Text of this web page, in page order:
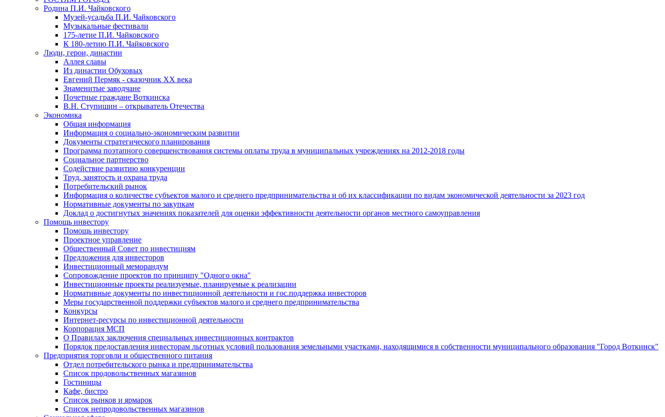
Родина П.И. Чайковского
Музей-усадьба П.И. Чайковского
Музыкальные фестивали
175-летие П.И. Чайковского
К 180-летию П.И. Чайковского
Люди, герои, династии
Аллея славы
Из династии Обуховых
Евгений Пермяк - сказочник XX века
Знаменитые заводчане
Почетные граждане Воткинска
В.Н. Ступишин – открыватель Отечества
Экономика
Общая информация
Информация о социально-экономическим развитии
Документы стратегического планирования
Программа поэтапного совершенствования системы оплаты труда в муниципальных учреждениях на 2012-2018 годы
Социальное партнерство
Содействие развитию конкуренции
Труд, занятость и охрана труда
Потребительский рынок
Информация о количестве субъектов малого и среднего предпринимательства и об их классификации по видам экономической деятельности за 2023 год
Нормативные документы по закупкам
Доклад о достигнутых значениях показателей для оценки эффективности деятельности органов местного самоуправления
Помощь инвестору
Помощь инвестору
Проектное управление
Общественный Совет по инвестициям
Предложения для инвесторов
Инвестиционный меморандум
Сопровождение проектов по принципу "Oдного окна"
Инвестиционные проекты реализуемые, планируемые к реализации
Нормативные документы по инвестиционной деятельности и гос.поддержка инвесторов
Меры государственной поддержки субъектов малого и среднего предпринимательства
Конкурсы
Интернет-ресурсы по инвестиционной деятельности
Корпорация МСП
О Правилах заключения специальных инвестиционных контрактов
Порядок предоставления инвесторам льготных условий пользования земельными участками, находящимися в собственности муниципального образования "Город Воткинск"
Предприятия торговли и общественного питания
Отдел потребительского рынка и предпринимательства
Список продовольственных магазинов
Гостиницы
Кафе, бистро
Cписок рынков и ярмарок
Список непродовольственных магазинов